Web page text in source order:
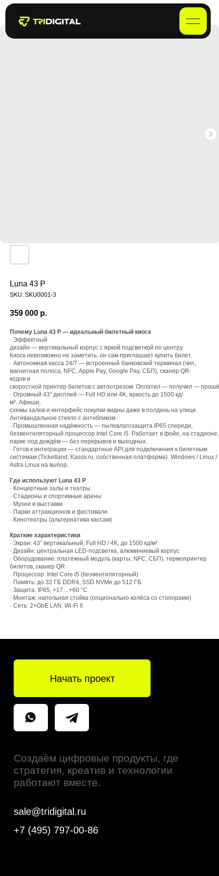
Luna 43 P
SKU: SKU0001-3
359 000 р.
Почему Luna 43 P — идеальный билетный киоск
· Эффектный
дизайн — вертикальный корпус с яркой подсветкой по центру.
Киоск невозможно не заметить: он сам приглашает купить билет.
· Автономная касса 24/7 — встроенный банковский терминал (чип,
магнитная полоса, NFC, Apple Pay, Google Pay, СБП), сканер QR-
кодов и
скоростной принтер билетов с автоотрезом. Оплатил — получил —
· Огромный 43″ дисплей — Full HD или 4K, яркость до 1500 кд/
м². Афиши,
схемы залов и интерфейс покупки видны даже в полдень на улице.
Антивандальное стекло с антибликом.
· Промышленная надёжность — пылевлагозащита IP65 спереди,
безвентиляторный процессор Intel Core i5. Работает в фойе, на
парке под дождём — без перерывов и выходных.
· Готов к интеграции — стандартные API для подключения к билетным
системам (Ticketland, Kassir.ru, собственная платформа). Windows / Linux /
Astra Linux на выбор.
Где используют Luna 43 P
· Концертные залы и театры
· Стадионы и спортивные арены
· Музеи и выставки
· Парки аттракционов и фестивали
· Кинотеатры (альтернатива кассам)
Краткие характеристики
· Экран: 43″ вертикальный, Full HD / 4K, до 1500 кд/м²
· Дизайн: центральная LED-подсветка, алюминиевый корпус
· Оборудование: платёжный модуль (карты, NFC, СБП), термопринтер
билетов, сканер QR
· Процессор: Intel Core i5 (безвентиляторный)
· Память: до 32 ГБ DDR4, SSD NVMe до 512 ГБ
· Защита: IP65, +17…+60 °C
· Монтаж: напольная стойка (опционально колёса со стопорами)
· Сеть: 2×GbE LAN, Wi-Fi 6
Начать проект
Создаём цифровые продукты, где
стратегия, креатив и технологии
работают вместе.
+7 (495) 797-00-86
sale@tridigital.ru